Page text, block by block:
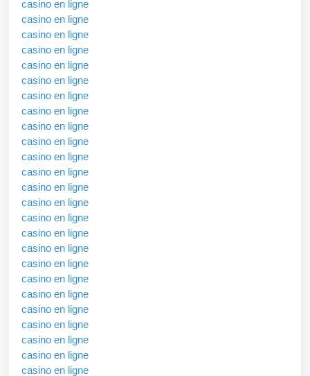
casino en ligne
casino en ligne
casino en ligne
casino en ligne
casino en ligne
casino en ligne
casino en ligne
casino en ligne
casino en ligne
casino en ligne
casino en ligne
casino en ligne
casino en ligne
casino en ligne
casino en ligne
casino en ligne
casino en ligne
casino en ligne
casino en ligne
casino en ligne
casino en ligne
casino en ligne
casino en ligne
casino en ligne
casino en ligne